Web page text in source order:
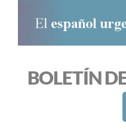
BOLETÍN